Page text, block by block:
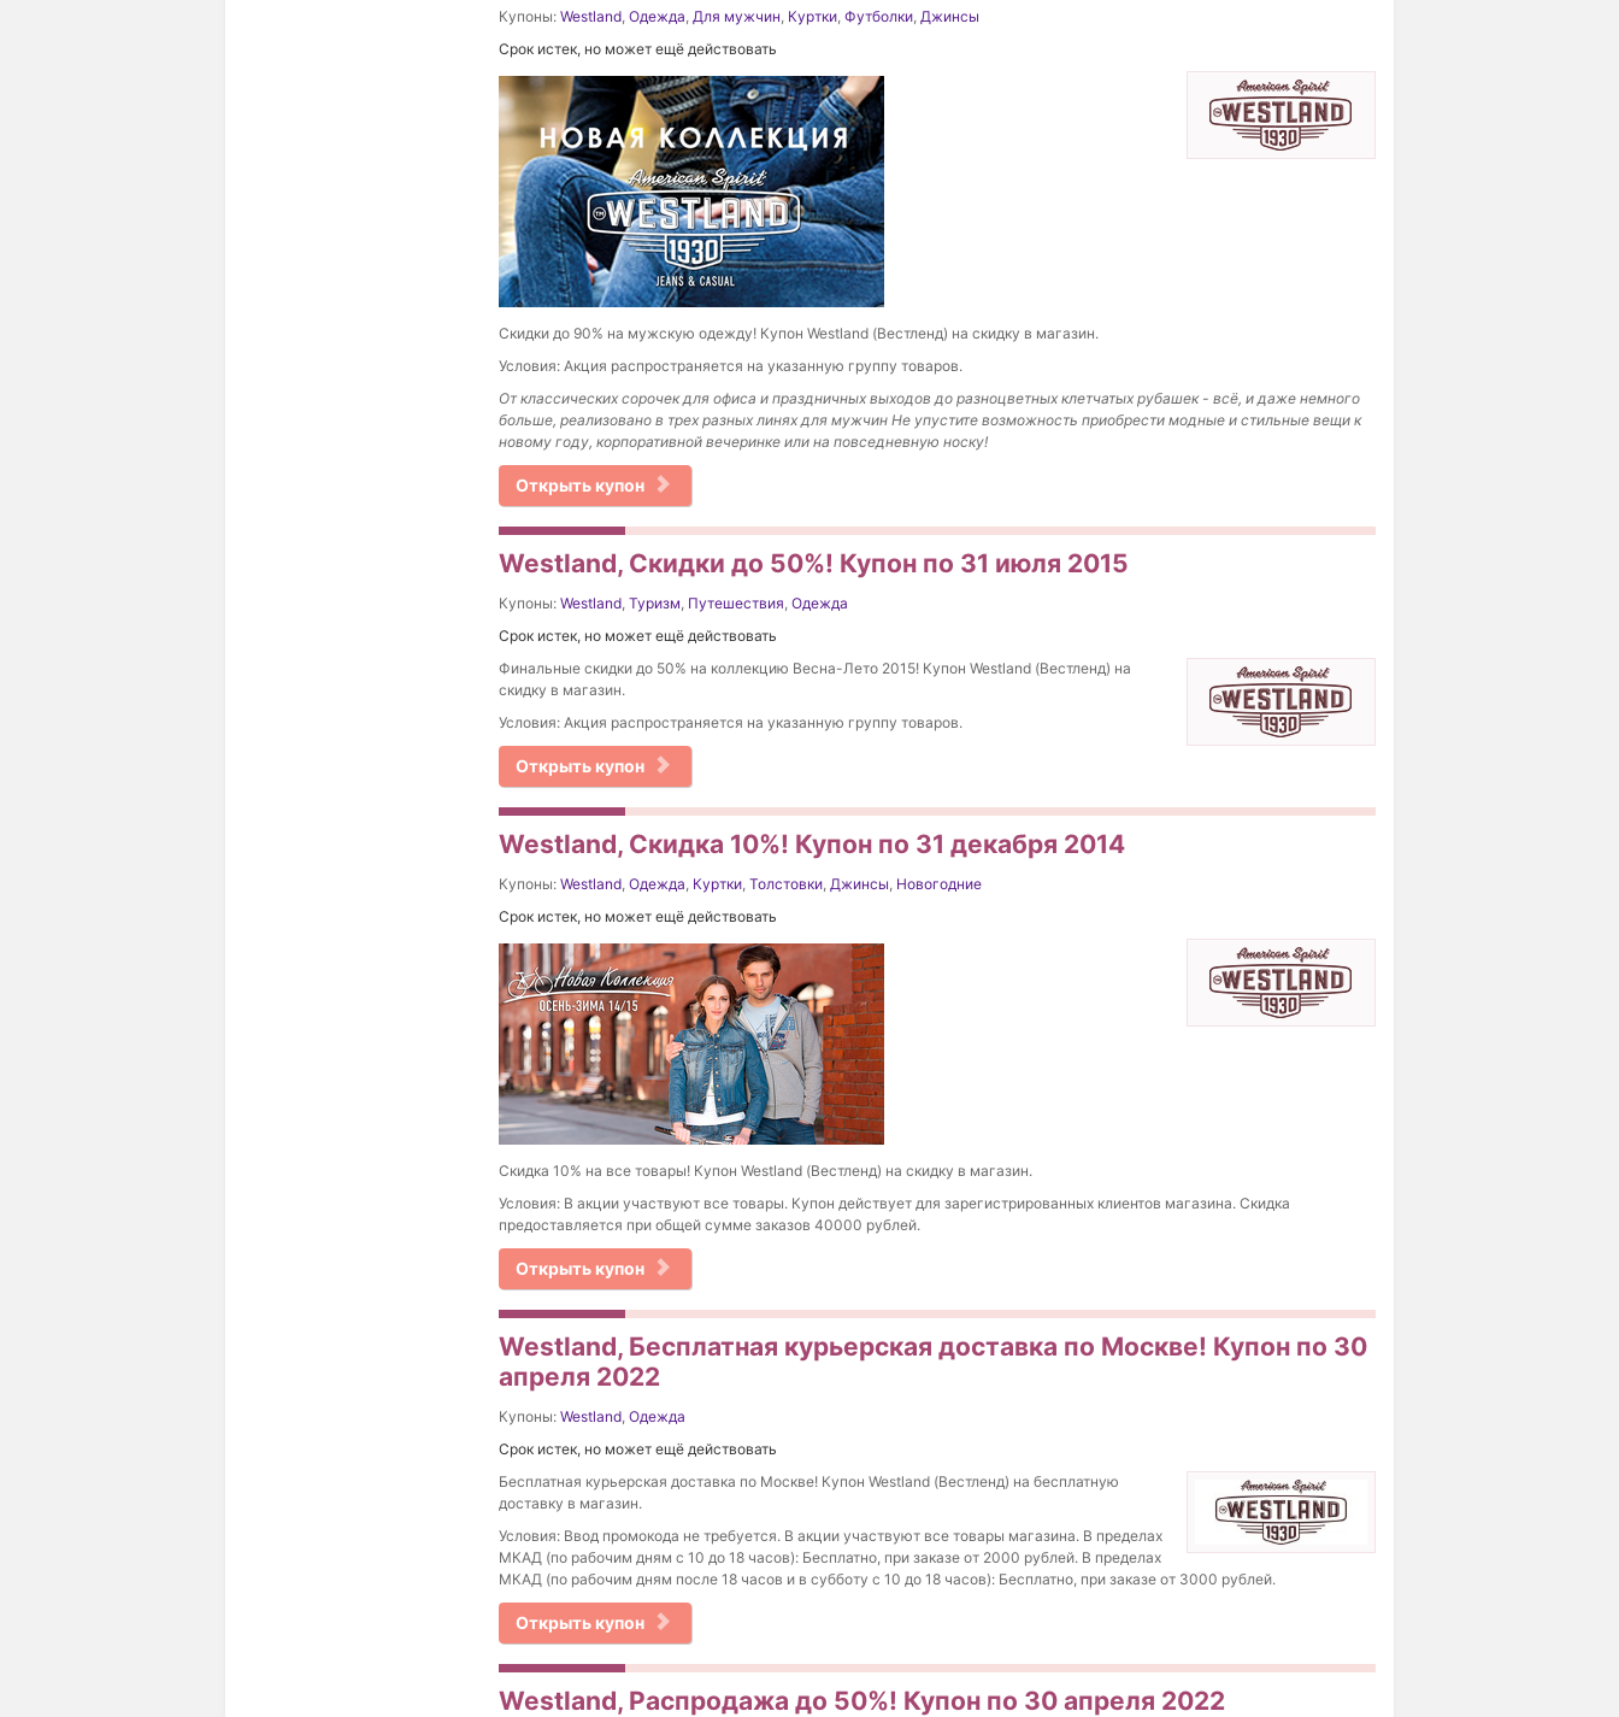
Купоны: Westland, Одежда, Для мужчин, Куртки, Футболки, Джинсы
Срок истек, но может ещё действовать
Скидки до 90% на мужскую одежду! Купон Westland (Вестленд) на скидку в магазин.
Условия: Акция распространяется на указанную группу товаров.
От классических сорочек для офиса и праздничных выходов до разноцветных клетчатых рубашек - всё, и даже немного
больше, реализовано в трех разных линях для мужчин Не упустите возможность приобрести модные и стильные вещи к
новому году, корпоративной вечеринке или на повседневную носку!
Открыть купон
Westland, Скидки до 50%! Купон по 31 июля 2015
Купоны: Westland, Туризм, Путешествия, Одежда
Срок истек, но может ещё действовать
Финальные скидки до 50% на коллекцию Весна-Лето 2015! Купон Westland (Вестленд) на
скидку в магазин.
Условия: Акция распространяется на указанную группу товаров.
Открыть купон
Westland, Скидка 10%! Купон по 31 декабря 2014
Купоны: Westland, Одежда, Куртки, Толстовки, Джинсы, Новогодние
Срок истек, но может ещё действовать
Скидка 10% на все товары! Купон Westland (Вестленд) на скидку в магазин.
Условия: В акции участвуют все товары. Купон действует для зарегистрированных клиентов магазина. Скидка
предоставляется при общей сумме заказов 40000 рублей.
Открыть купон
Westland, Бесплатная курьерская доставка по Москве! Купон по 30
апреля 2022
Купоны: Westland, Одежда
Срок истек, но может ещё действовать
Бесплатная курьерская доставка по Москве! Купон Westland (Вестленд) на бесплатную
доставку в магазин.
Условия: Ввод промокода не требуется. В акции участвуют все товары магазина. В пределах
МКАД (по рабочим дням с 10 до 18 часов): Бесплатно, при заказе от 2000 рублей. В пределах
МКАД (по рабочим дням после 18 часов и в субботу с 10 до 18 часов): Бесплатно, при заказе от 3000 рублей.
Открыть купон
Westland, Распродажа до 50%! Купон по 30 апреля 2022